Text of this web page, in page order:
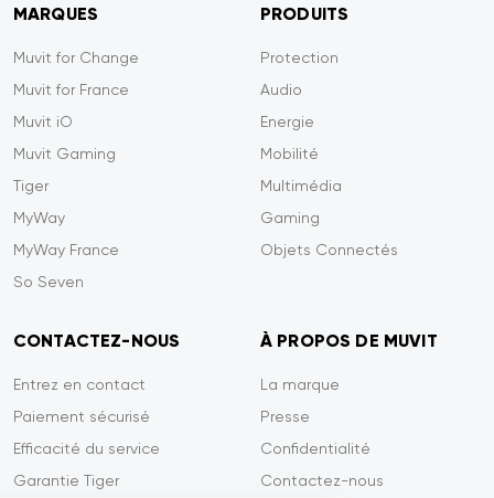
MARQUES
Muvit for Change
Muvit for France
Muvit iO
Muvit Gaming
Tiger
MyWay
MyWay France
So Seven
PRODUITS
Protection
Audio
Energie
Mobilité
Multimédia
Gaming
Objets Connectés
CONTACTEZ-NOUS
Entrez en contact
Paiement sécurisé
Efficacité du service
Garantie Tiger
À PROPOS DE MUVIT
La marque
Presse
Confidentialité
Contactez-nous